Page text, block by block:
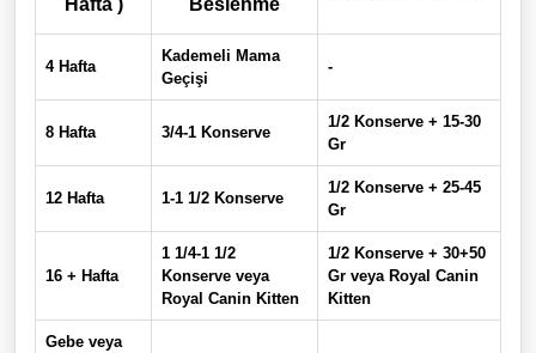
4 Hafta
Kademeli Mama
Geçişi
-
8 Hafta 3/4-1 Konserve
1/2 Konserve + 15-30
Gr
12 Hafta 1-1 1/2 Konserve
1/2 Konserve + 25-45
Gr
16 + Hafta
1 1/4-1 1/2
Konserve veya
Royal Canin Kitten
1/2 Konserve + 30+50
Gr veya Royal Canin
Kitten
Gebe veya